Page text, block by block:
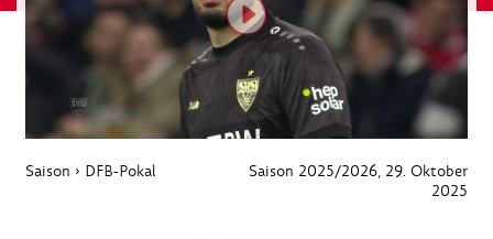
Saison › DFB-Pokal Saison 2025/2026, 29. Oktober
2025